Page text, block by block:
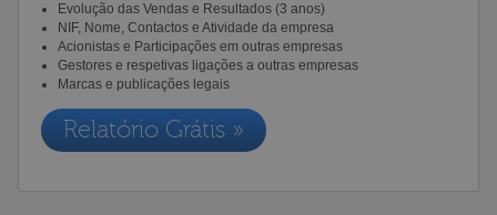
Evolução das Vendas e Resultados (3 anos)
NIF, Nome, Contactos e Atividade da empresa
Acionistas e Participações em outras empresas
Gestores e respetivas ligações a outras empresas
Marcas e publicações legais
Relatório Grátis »